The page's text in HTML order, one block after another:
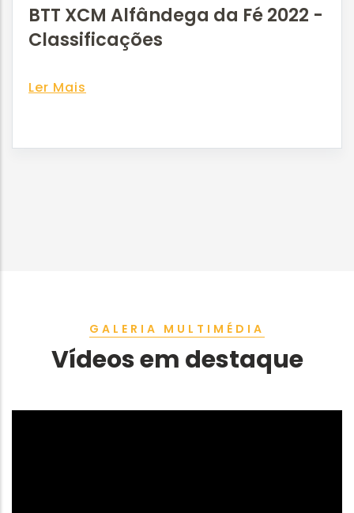
BTT XCM Alfândega da Fé 2022 -
Classificações
Ler Mais
GALERIA MULTIMÉDIA
Vídeos em destaque